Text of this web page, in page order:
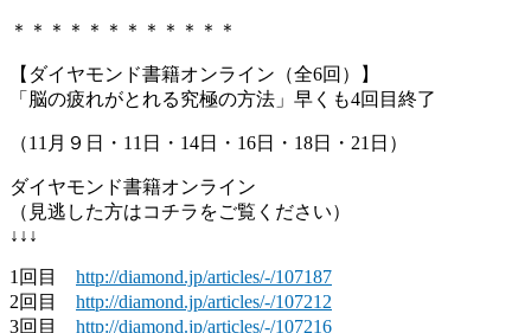
＊＊＊＊＊＊＊＊＊＊＊＊
【ダイヤモンド書籍オンライン（全6回）】
「脳の疲れがとれる究極の方法」早くも4回目終了
（11月９日・11日・14日・16日・18日・21日）
ダイヤモンド書籍オンライン
（見逃した方はコチラをご覧ください）
↓↓↓
1回目 http://diamond.jp/articles/-/107187
2回目 http://diamond.jp/articles/-/107212
3回目 http://diamond.jp/articles/-/107216